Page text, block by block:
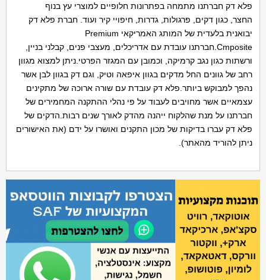
פלא דק חברתנו מתמחה בפתרונות חלופיים למוצרי עץ בנוף
החצר, כגון דקים, פרגולות, גדרות, חיפויי קיר ועוד. חברת פלא דק
יבואנית בלעדית של המותג האמריקאי Premium
Cmposite.חברתנו עובדת עם אדריכלים, מעצבי פנים, קבלני בניין,
ורשתות כגון נגב קרמיקה, וכמובן עם המגזר הפרטי.ניתן למצוא מגוון
רחב של גוונים החל מדקים בגוון איפאה וטיק, וגם דק בגוון לבן אשר
נהפך למבוקש ביותר.פלא דק עובדת עם שורה ארוכה של מתקינים
עצמאיים אשר מחויבים לעבוד על פי נהלי ההתקנה המחמירים של
חברתנו על מנת שהלקוח ייהנה מהדק לאורך שנים רבות.הדקים של
פלא דק עברו בדיקות של מכון התקנים ואושרו על ידם (את האישורים
ניתן להוריד מהאתר).